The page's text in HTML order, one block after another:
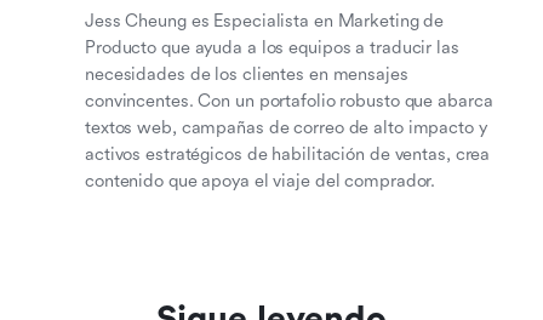
Jess Cheung es Especialista en Marketing de
Producto que ayuda a los equipos a traducir las
necesidades de los clientes en mensajes
convincentes. Con un portafolio robusto que abarca
textos web, campañas de correo de alto impacto y
activos estratégicos de habilitación de ventas, crea
contenido que apoya el viaje del comprador.